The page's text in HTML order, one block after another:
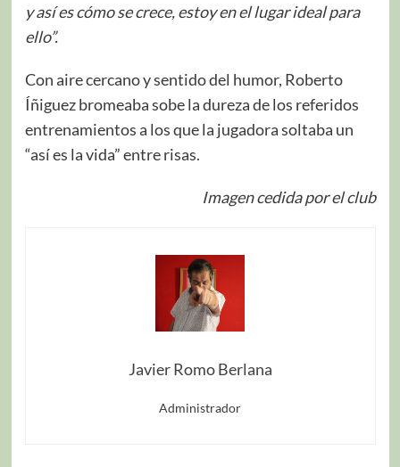
y así es cómo se crece, estoy en el lugar ideal para
ello”.
Con aire cercano y sentido del humor, Roberto
Íñiguez bromeaba sobe la dureza de los referidos
entrenamientos a los que la jugadora soltaba un
“así es la vida” entre risas.
Imagen cedida por el club
Javier Romo Berlana
Administrador